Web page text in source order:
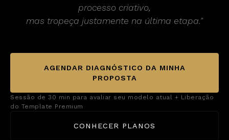
processo criativo,
mas tropeça justamente na última etapa."
AGENDAR DIAGNÓSTICO DA MINHA
PROPOSTA
Sessão de 30 min para avaliar seu modelo atual + Liberação
do Template Premium
CONHECER PLANOS